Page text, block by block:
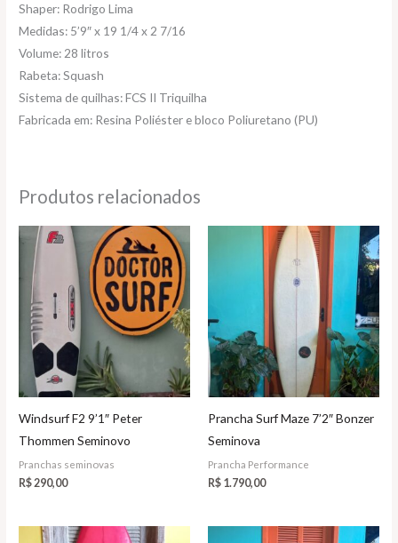
Shaper: Rodrigo Lima
Medidas: 5’9″ x 19 1/4 x 2 7/16
Volume: 28 litros
Rabeta: Squash
Sistema de quilhas: FCS II Triquilha
Fabricada em: Resina Poliéster e bloco Poliuretano (PU)
Produtos relacionados
Windsurf F2 9’1″ Peter
Thommen Seminovo
Pranchas seminovas
R$ 290,00
Prancha Surf Maze 7’2″ Bonzer
Seminova
Prancha Performance
R$ 1.790,00